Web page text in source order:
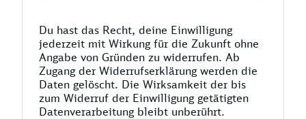
Du hast das Recht, deine Einwilligung
jederzeit mit Wirkung für die Zukunft ohne
Angabe von Gründen zu widerrufen. Ab
Zugang der Widerrufserklärung werden die
Daten gelöscht. Die Wirksamkeit der bis
zum Widerruf der Einwilligung getätigten
Datenverarbeitung bleibt unberührt.